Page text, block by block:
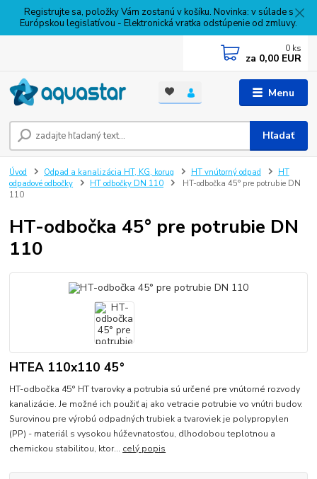
Registrujte sa, položky Vám zostanú v košíku. Novinka: v súlade s
Európskou legislatívou - Elektronická vratka odstúpenie od zmluvy.
Menu
Hľadať
0 ks
za 0,00 EUR
Úvod Odpad a kanalizácia HT, KG, korug HT vnútorný odpad
HT
odpadové odbočky
HT odbočky DN 110
HT-odbočka 45° pre potrubie DN
110
HT-odbočka 45° pre potrubie DN
110
HTEA 110x110 45°
HT-odbočka 45° HT tvarovky a potrubia sú určené pre vnútorné rozvody
kanalizácie. Je možné ich použiť aj ako vetracie potrubie vo vnútri budov.
Surovinou pre výrobú odpadných trubiek a tvaroviek je polypropylen
(PP) - materiál s vysokou húževnatosťou, dlhodobou teplotnou a
chemickou stabilitou, ktor... celý popis